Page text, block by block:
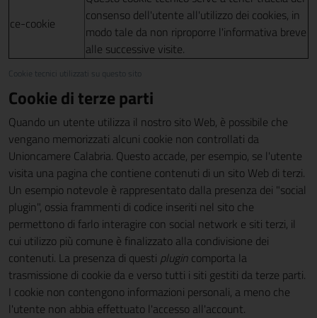
Cookie tecnici utilizzati su questo sito
ce-cookie
consenso dell'utente all'utilizzo dei cookies, in
modo tale da non riproporre l'informativa breve
alle successive visite.
Cookie di terze parti
Quando un utente utilizza il nostro sito Web, è possibile che
vengano memorizzati alcuni cookie non controllati da
Unioncamere Calabria. Questo accade, per esempio, se l'utente
visita una pagina che contiene contenuti di un sito Web di terzi.
Un esempio notevole è rappresentato dalla presenza dei "social
plugin", ossia frammenti di codice inseriti nel sito che
permettono di farlo interagire con social network e siti terzi, il
cui utilizzo più comune è finalizzato alla condivisione dei
contenuti. La presenza di questi plugin comporta la
trasmissione di cookie da e verso tutti i siti gestiti da terze parti.
I cookie non contengono informazioni personali, a meno che
l'utente non abbia effettuato l'accesso all'account.